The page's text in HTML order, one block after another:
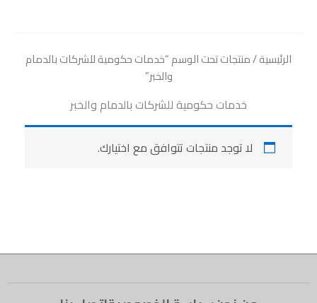
الرئيسية/ منتجات تحت الوسم “خدمات حكومية للشركات بالدمام
والخبر”
خدمات حكومية للشركات بالدمام والخبر
لا توجد منتجات تتوافق مع اختيارك.